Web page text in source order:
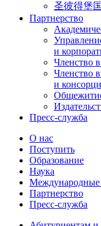
圣彼得堡
Партнерство
и
Членство
Членство
и
Пресс-служба
О нас
Поступить
Образование
Наука
Международные
Партнерство
Пресс-служба